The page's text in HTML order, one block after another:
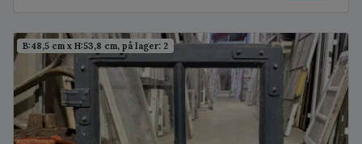
B:48,5 cm x H:53,8 cm, på lager: 2